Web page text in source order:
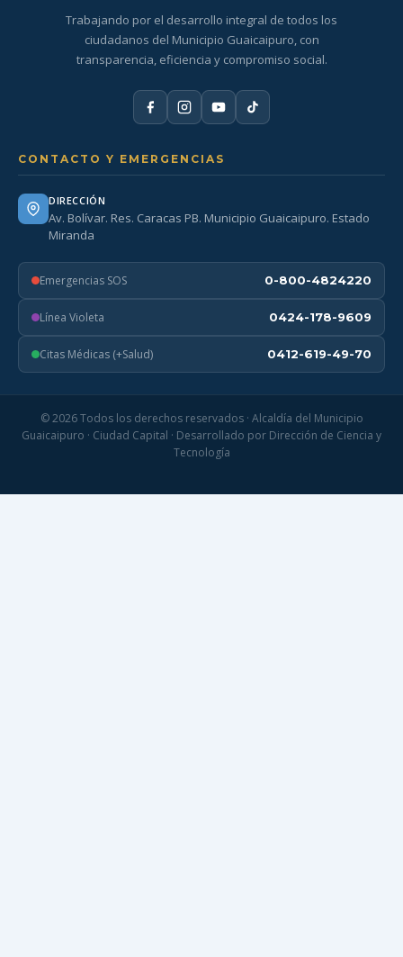
Trabajando por el desarrollo integral de todos los
ciudadanos del Municipio Guaicaipuro, con
transparencia, eficiencia y compromiso social.
CONTACTO Y EMERGENCIAS
DIRECCIÓN
Av. Bolívar. Res. Caracas PB. Municipio Guaicaipuro. Estado
Miranda
Emergencias SOS 0-800-4824220
Línea Violeta 0424-178-9609
Citas Médicas (+Salud) 0412-619-49-70
© 2026 Todos los derechos reservados · Alcaldía del Municipio
Guaicaipuro · Ciudad Capital · Desarrollado por Dirección de Ciencia y
Tecnología